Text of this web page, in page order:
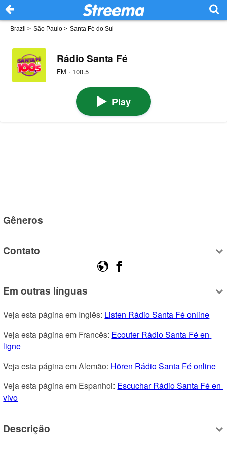
Brazil > São Paulo > Santa Fé do Sul
Rádio Santa Fé
FM · 100.5
Play
Gêneros
Contato
Em outras línguas
Veja esta página em Inglês: Listen Rádio Santa Fé online
Veja esta página em Francês: Ecouter Rádio Santa Fé en
ligne
Veja esta página em Alemão: Hören Rádio Santa Fé online
Veja esta página em Espanhol: Escuchar Rádio Santa Fé en
vivo
Descrição